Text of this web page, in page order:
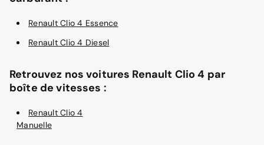
Renault Clio 4 Essence
Renault Clio 4 Diesel
Retrouvez nos voitures Renault Clio 4 par
boîte de vitesses :
Renault Clio 4
Manuelle